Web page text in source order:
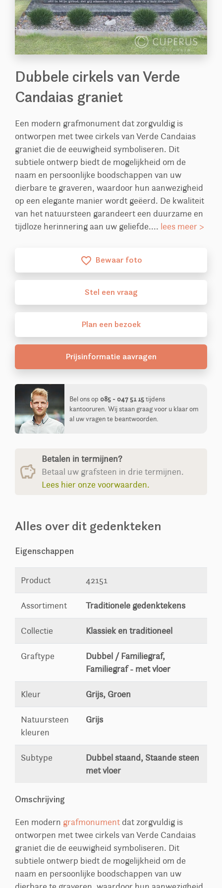
Dubbele cirkels van Verde
Candaias graniet
Een modern grafmonument dat zorgvuldig is
ontworpen met twee cirkels van Verde Candaias
graniet die de eeuwigheid symboliseren. Dit
subtiele ontwerp biedt de mogelijkheid om de
naam en persoonlijke boodschappen van uw
dierbare te graveren, waardoor hun aanwezigheid
op een elegante manier wordt geëerd. De kwaliteit
van het natuursteen garandeert een duurzame en
tijdloze herinnering aan uw geliefde.... lees meer >
favorite_border Bewaar foto
Stel een vraag
Plan een bezoek
Prijsinformatie aavragen
Bel ons op 085 - 047 51 15tijdens
kantooruren. Wij staan graag voor u klaar om
al uw vragen te beantwoorden.
Betalen in termijnen?
Betaal uw grafsteen in drie termijnen.
Lees hier onze voorwaarden.
Alles over dit gedenkteken
Eigenschappen
Product 42151
Assortiment Traditionele gedenktekens
Collectie Klassiek en traditioneel
Graftype
Dubbel / Familiegraf,
Familiegraf - met vloer
Kleur Grijs, Groen
Natuursteen
kleuren
Grijs
Subtype
Dubbel staand, Staande steen
met vloer
Omschrijving
Een modern grafmonument dat zorgvuldig is
ontworpen met twee cirkels van Verde Candaias
graniet die de eeuwigheid symboliseren. Dit
subtiele ontwerp biedt de mogelijkheid om de
naam en persoonlijke boodschappen van uw